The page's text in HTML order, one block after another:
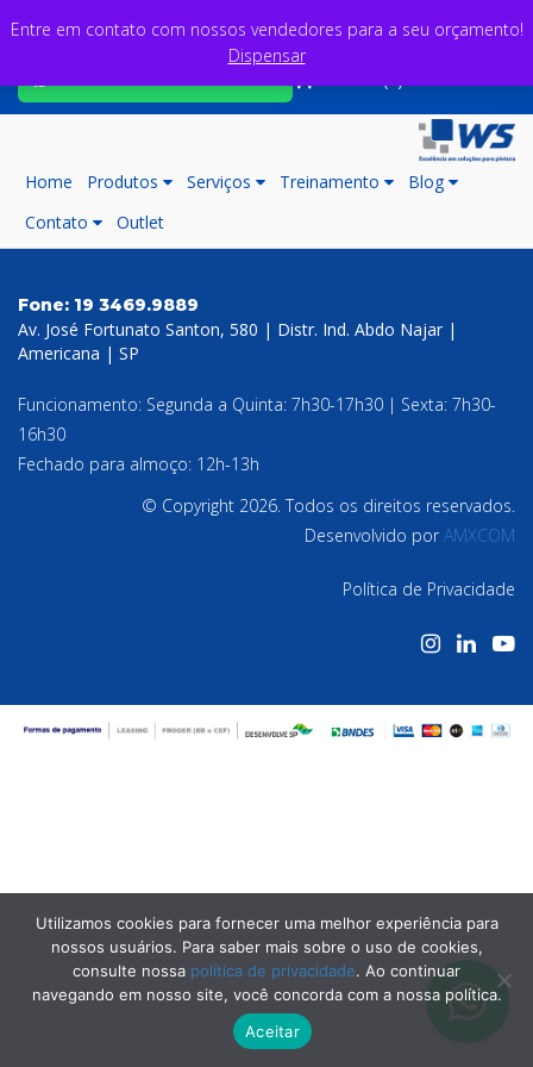
Home Produtos Serviços Treinamento
Blog
Contato
Outlet
Fone: 19 3469.9889
Av. José Fortunato Santon, 580 | Distr. Ind. Abdo Najar |
Americana | SP
Funcionamento: Segunda a Quinta: 7h30-17h30 | Sexta: 7h30-
16h30
Fechado para almoço: 12h-13h
© Copyright 2026. Todos os direitos reservados.
Desenvolvido porAMXCOM
Política de Privacidade
Entre em contato com nossos vendedores para a seu orçamento!
Dispensar
Utilizamos cookies para fornecer uma melhor experiência para
nossos usuários. Para saber mais sobre o uso de cookies,
consulte nossa política de privacidade. Ao continuar
navegando em nosso site, você concorda com a nossa política.
Aceitar